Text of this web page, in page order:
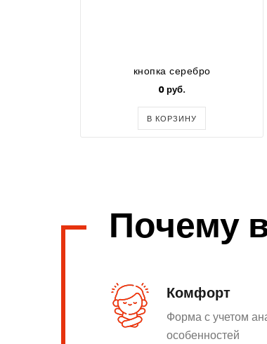
кнопка серебро
0 руб.
В КОРЗИНУ
Почему
Комфорт
Форма с учетом
особенностей